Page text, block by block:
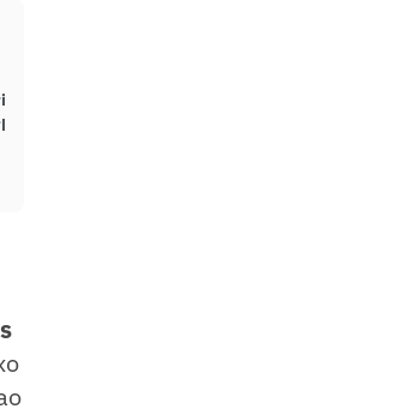
anuncia contratação de
físico ex-Vasco